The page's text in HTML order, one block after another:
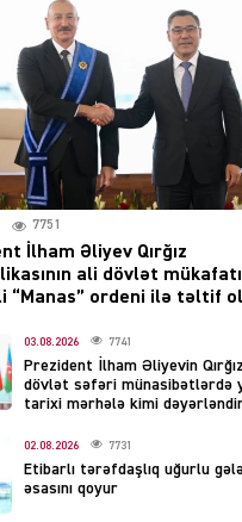
səsləri eşidildi
07.08.2026 5477
Rusiya-Ukrayna
münaqişəsinin həllində
irəliləyiş var – Tramp
07.08.2026
imzaladı
07.08.2026 5478
Tehran və İrəvandan
“Tramp yolu”na HƏMLƏ –
REAKSİYA
7751
İlham Əliyev Qırğız
ali dövlət mükafatı
“Manas” ordeni ilə təltif
03.08.2026 7741
Prezident İlham Əliyevin
dövlət səfəri münasibətlərdə
tarixi mərhələ kimi
02.08.2026 7731
Etibarlı tərəfdaşlıq uğurlu
əsasını qoyur